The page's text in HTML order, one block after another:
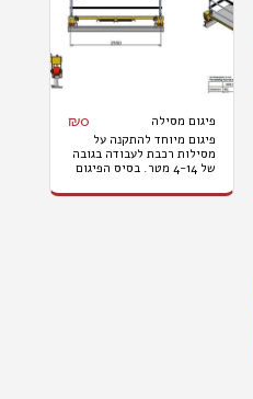
פיגום מסילה ₪0
פיגום מיוחד להתקנה על
מסילות רכבת לעבודה בגובה
של 4-14 מטר. בסיס הפיגום
ללא צורך בפירוק והתקנה